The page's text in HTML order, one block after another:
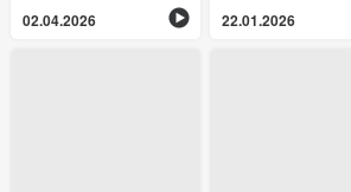
02.04.2026 22.01.2026